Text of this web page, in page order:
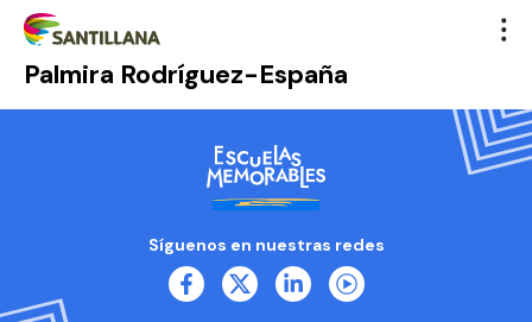
Palmira Rodríguez-España
Síguenos en nuestras redes